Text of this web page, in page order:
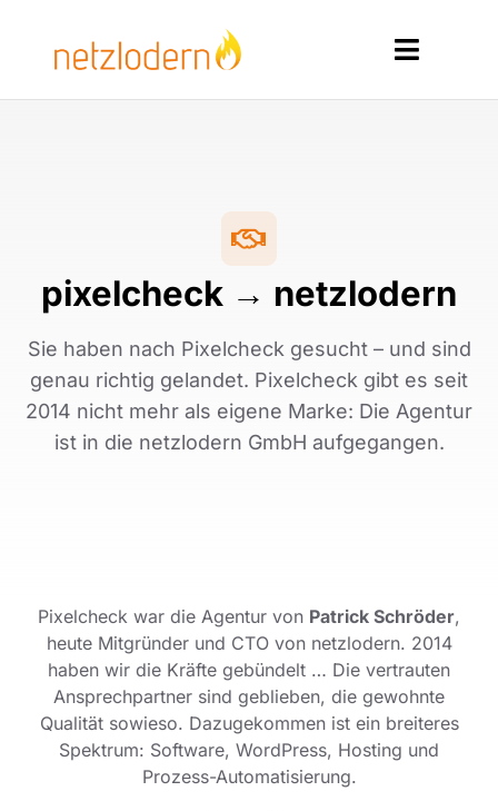
springen
Toggle
Ressourcen
Kontakt
pixelcheck → netzlodern
Sie haben nach Pixelcheck gesucht – und sind
genau richtig gelandet. Pixelcheck gibt es seit
2014 nicht mehr als eigene Marke: Die Agentur
ist in die netzlodern GmbH aufgegangen.
Pixelcheck war die Agentur von Patrick Schröder,
heute Mitgründer und CTO von netzlodern. 2014
haben wir die Kräfte gebündelt … Die vertrauten
Ansprechpartner sind geblieben, die gewohnte
Qualität sowieso. Dazugekommen ist ein breiteres
Spektrum: Software, WordPress, Hosting und
Prozess-Automatisierung.